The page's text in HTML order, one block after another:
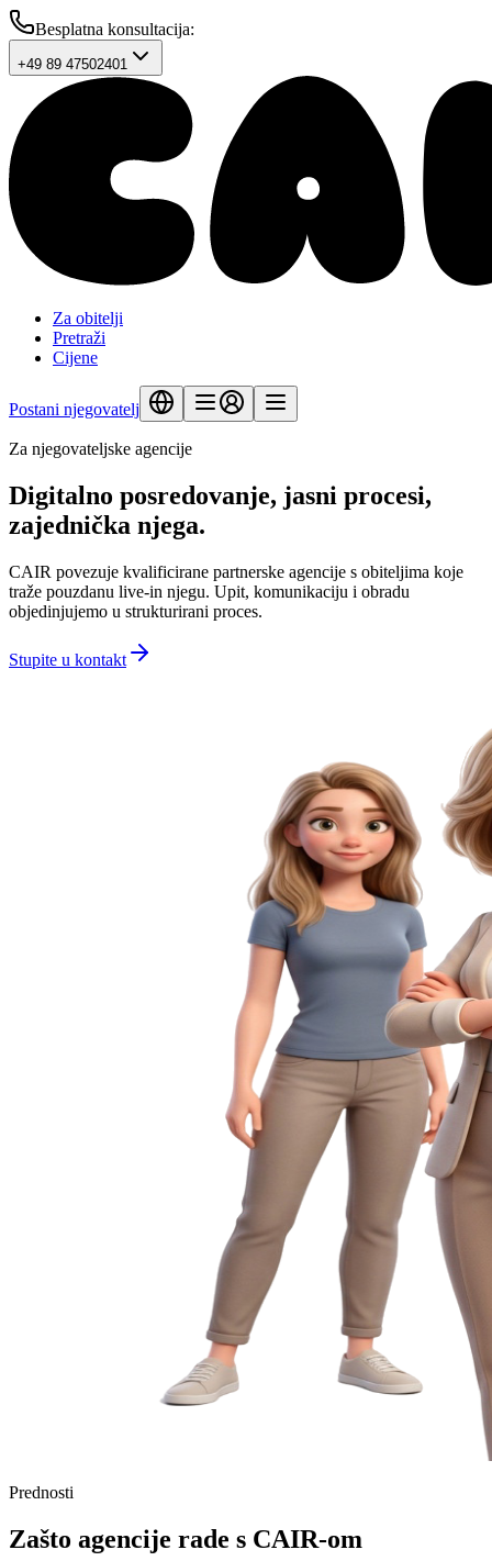
Besplatna konsultacija:
+49 89 47502401
Za obitelji
Pretraži
Cijene
Postani njegovatelj
Za njegovateljske agencije
Digitalno posredovanje, jasni procesi,
zajednička njega.
CAIR povezuje kvalificirane partnerske agencije s obiteljima koje
traže pouzdanu live-in njegu. Upit, komunikaciju i obradu
objedinjujemo u strukturirani proces.
Stupite u kontakt
Prednosti
Zašto agencije rade s CAIR-om